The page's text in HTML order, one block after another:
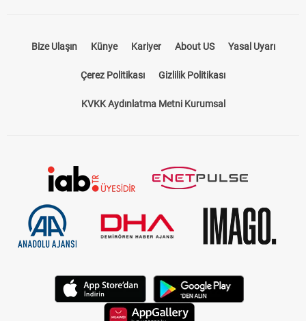
Bize Ulaşın Künye Kariyer About US Yasal Uyarı
Çerez Politikası Gizlilik Politikası
KVKK Aydınlatma Metni Kurumsal